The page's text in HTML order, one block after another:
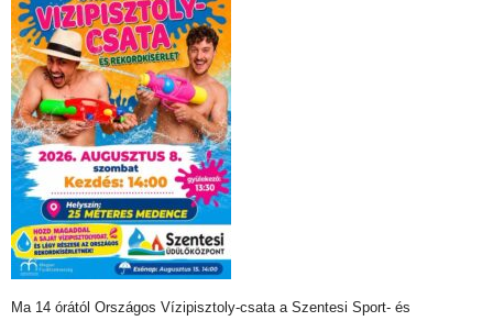
Ma 14 órától Országos Vízipisztoly-csata a Szentesi Sport- és